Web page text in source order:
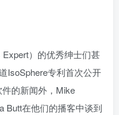
）的优秀绅士们甚
IsoSphere专利首次公开
的新闻外，Mike
Butt在他们的播客中谈到